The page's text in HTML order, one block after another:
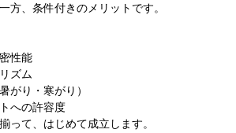
方、条件付きのメリットです。
性能
ズム
がり・寒がり）
への許容度
って、はじめて成立します。